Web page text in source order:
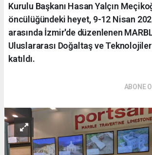
Kurulu Başkanı Hasan Yalçın
öncülüğündeki heyet, 9-12 Nisan
arasında İzmir'de düzenlenen
Uluslararası Doğaltaş ve Teknolojileri
katıldı.
ABONE